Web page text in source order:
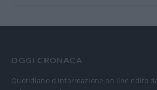
OGGI CRONACA
Quotidiano d'informazione on line edito